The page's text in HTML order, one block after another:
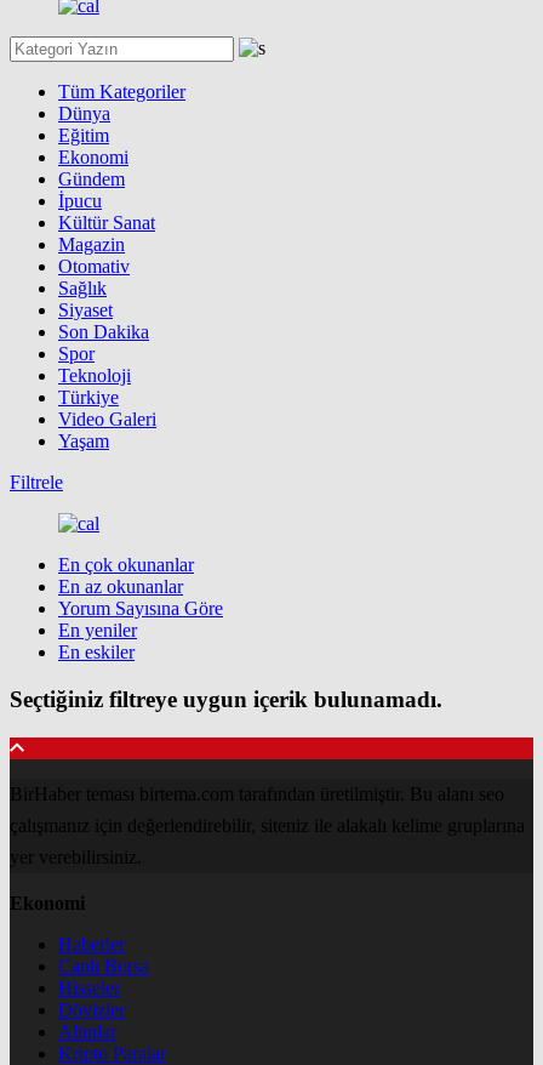
Tüm Kategoriler
Dünya
Eğitim
Ekonomi
Gündem
İpucu
Kültür Sanat
Magazin
Otomativ
Sağlık
Siyaset
Son Dakika
Spor
Teknoloji
Türkiye
Video Galeri
Yaşam
Filtrele
En çok okunanlar
En az okunanlar
Yorum Sayısına Göre
En yeniler
En eskiler
Seçtiğiniz filtreye uygun içerik bulunamadı.
BirHaber teması birtema.com tarafından üretilmiştir. Bu alanı seo
çalışmanız için değerlendirebilir, siteniz ile alakalı kelime gruplarına
yer verebilirsiniz.
Ekonomi
Haberler
Canlı Borsa
Hisseler
Dövizler
Altınlar
Kripto Paralar